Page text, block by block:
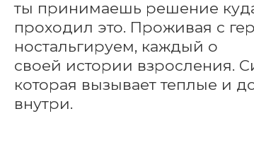
ты принимаешь решение
проходил это. Проживая с
ностальгируем, каждый о
своей истории взросления.
которая вызывает теплые и
внутри.